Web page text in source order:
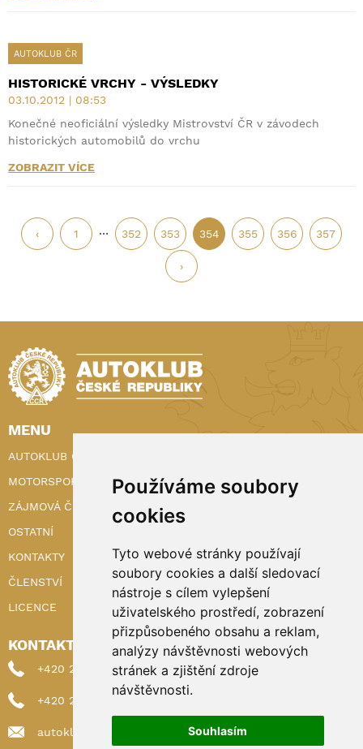
Používáme soubory
cookies
Tyto webové stránky používají
soubory cookies a další sledovací
nástroje s cílem vylepšení
uživatelského prostředí, zobrazení
přizpůsobeného obsahu a reklam,
analýzy návštěvnosti webových
stránek a zjištění zdroje
návštěvnosti.
Souhlasím
AUTOKLUB ČR
HISTORICKÉ VRCHY - VÝSLEDKY
03.10.2012 | 08:53
Konečné neoficiální výsledky Mistrovství ČR v závodech
historických automobilů do vrchu
ZOBRAZIT VÍCE
‹ 1 … 352 353 354 355 356 357
›
MENU
AUTOKLUB ČR
MOTORSPORT
ZÁJMOVÁ ČINNOST
OSTATNÍ
KONTAKTY
ČLENSTVÍ
LICENCE
KONTAKTY
+420 222 898 224 (sekretariat)
+420 222 898 221 (členství)
autoklub@autoklub.cz